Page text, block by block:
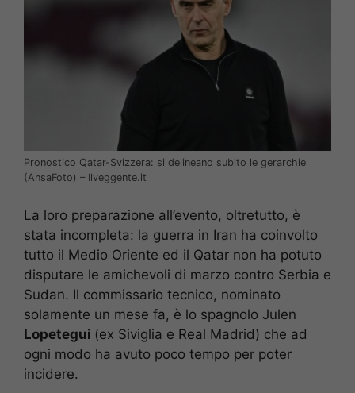
Pronostico Qatar-Svizzera: si delineano subito le gerarchie
(AnsaFoto) – Ilveggente.it
La loro preparazione all’evento, oltretutto, è
stata incompleta: la guerra in Iran ha coinvolto
tutto il Medio Oriente ed il Qatar non ha potuto
disputare le amichevoli di marzo contro Serbia e
Sudan. Il commissario tecnico, nominato
solamente un mese fa, è lo spagnolo Julen
Lopetegui (ex Siviglia e Real Madrid) che ad
ogni modo ha avuto poco tempo per poter
incidere.